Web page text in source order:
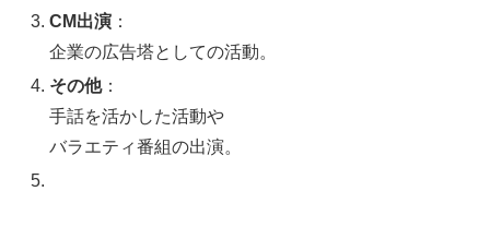
CM出演 ：
企業の広告塔としての活動。
その他：
手話を活かした活動や
バラエティ番組の出演。